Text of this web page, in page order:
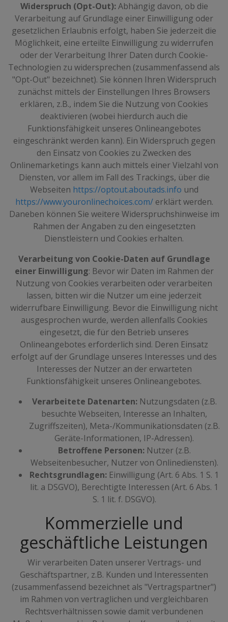
Widerspruch (Opt-Out):Abhängig davon, ob die
Verarbeitung auf Grundlage einer Einwilligung oder
gesetzlichen Erlaubnis erfolgt, haben Sie jederzeit die
Möglichkeit, eine erteilte Einwilligung zu widerrufen
oder der Verarbeitung Ihrer Daten durch Cookie-
Technologien zu widersprechen (zusammenfassend als
"Opt-Out" bezeichnet). Sie können Ihren Widerspruch
zunächst mittels der Einstellungen Ihres Browsers
erklären, z.B., indem Sie die Nutzung von Cookies
deaktivieren (wobei hierdurch auch die
Funktionsfähigkeit unseres Onlineangebotes
eingeschränkt werden kann). Ein Widerspruch gegen
den Einsatz von Cookies zu Zwecken des
Onlinemarketings kann auch mittels einer Vielzahl von
Diensten, vor allem im Fall des Trackings, über die
Webseiten https://optout.aboutads.info und
https://www.youronlinechoices.com/erklärt werden.
Daneben können Sie weitere Widerspruchshinweise im
Rahmen der Angaben zu den eingesetzten
Dienstleistern und Cookies erhalten.
Verarbeitung von Cookie-Daten auf Grundlage
einer Einwilligung: Bevor wir Daten im Rahmen der
Nutzung von Cookies verarbeiten oder verarbeiten
lassen, bitten wir die Nutzer um eine jederzeit
widerrufbare Einwilligung. Bevor die Einwilligung nicht
ausgesprochen wurde, werden allenfalls Cookies
eingesetzt, die für den Betrieb unseres
Onlineangebotes erforderlich sind. Deren Einsatz
erfolgt auf der Grundlage unseres Interesses und des
Interesses der Nutzer an der erwarteten
Funktionsfähigkeit unseres Onlineangebotes.
Verarbeitete Datenarten:Nutzungsdaten (z.B.
besuchte Webseiten, Interesse an Inhalten,
Zugriffszeiten), Meta-/Kommunikationsdaten (z.B.
Geräte-Informationen, IP-Adressen).
Betroffene Personen:Nutzer (z.B.
Webseitenbesucher, Nutzer von Onlinediensten).
Rechtsgrundlagen: Einwilligung (Art. 6 Abs. 1 S. 1
lit. a DSGVO), Berechtigte Interessen (Art. 6 Abs. 1
S. 1 lit. f. DSGVO).
Kommerzielle und
geschäftliche Leistungen
Wir verarbeiten Daten unserer Vertrags- und
Geschäftspartner, z.B. Kunden und Interessenten
(zusammenfassend bezeichnet als "Vertragspartner")
im Rahmen von vertraglichen und vergleichbaren
Rechtsverhältnissen sowie damit verbundenen